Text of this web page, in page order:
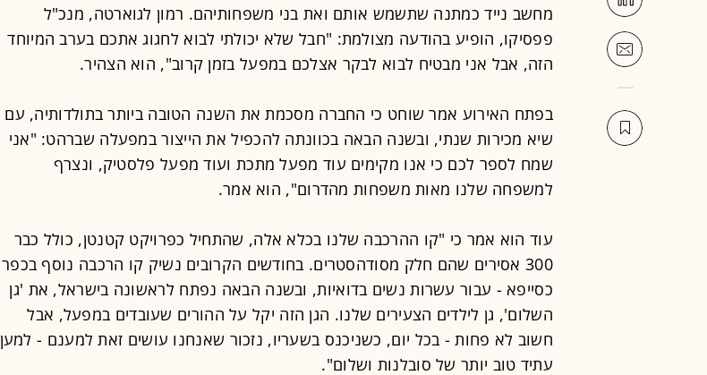
מחשב נייד כמתנה שתשמש אותם ואת בני משפחותיהם. רמון לגוארטה, מנכ"ל
פפסיקו, הופיע בהודעה מצולמת: "חבל שלא יכולתי לבוא לחגוג אתכם בערב המיוחד
הזה, אבל אני מבטיח לבוא לבקר אצלכם במפעל בזמן קרוב", הוא הצהיר.
בפתח האירוע אמר שוחט כי החברה מסכמת את השנה הטובה ביותר בתולדותיה, עם
שיא מכירות שנתי, ובשנה הבאה בכוונתה להכפיל את הייצור במפעלה שברהט: "אני
שמח לספר לכם כי אנו מקימים עוד מפעל מתכת ועוד מפעל פלסטיק, ונצרף
למשפחה שלנו מאות משפחות מהדרום", הוא אמר.
עוד הוא אמר כי "קו ההרכבה שלנו בכלא אלה, שהתחיל כפרויקט קטנטן, כולל כבר
300 אסירים שהם חלק מסודהסטרים. בחודשים הקרובים נשיק קו הרכבה נוסף בכפר
כסייפא - עבור עשרות נשים בדואיות, ובשנה הבאה נפתח לראשונה בישראל, את 'גן
השלום', גן לילדים הצעירים שלנו. הגן הזה יקל על ההורים שעובדים במפעל, אבל
חשוב לא פחות - בכל יום, כשניכנס בשעריו, נזכור שאנחנו עושים זאת למענם - למען
עתיד טוב יותר של סובלנות ושלום".